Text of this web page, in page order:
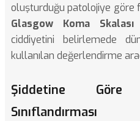
oluşturduğu patolojiye göre
Glasgow Koma Skalası
ciddiyetini belirlemede
kullanılan değerlendirme
Şiddetine Göre
Sınıflandırması